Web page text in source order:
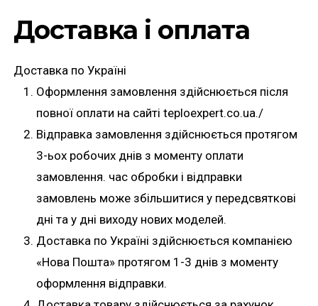
Доставка і оплата
Доставка по Україні
Оформлення замовлення здійснюється після
повної оплати на сайті teploexpert.co.ua./
Відправка замовлення здійснюється протягом
3-ьох робочих днів з моменту оплати
замовлення. час обробки і відправки
замовлень може збільшитися у передсвяткові
дні та у дні виходу нових моделей.
Доставка по Україні здійснюється компанією
«Нова Пошта» протягом 1-3 днів з моменту
оформлення відправки.